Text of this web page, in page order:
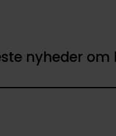
nyheder